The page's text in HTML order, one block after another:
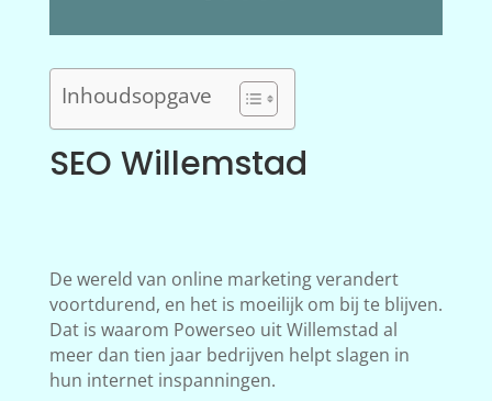
Inhoudsopgave
SEO Willemstad
De wereld van online marketing verandert
voortdurend, en het is moeilijk om bij te blijven.
Dat is waarom Powerseo uit Willemstad al
meer dan tien jaar bedrijven helpt slagen in
hun internet inspanningen.